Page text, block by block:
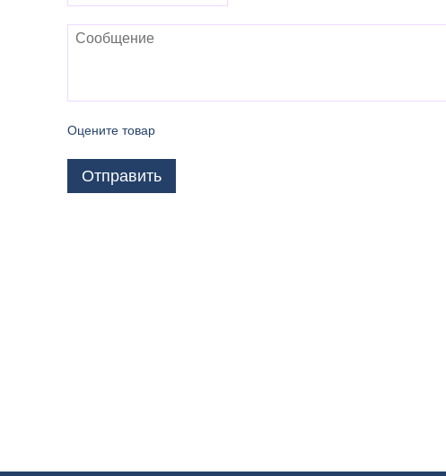
Оцените товар
Отправить